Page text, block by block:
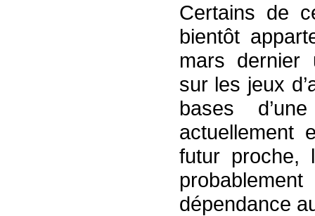
Certains de
bientôt
mars dernier
sur les jeux
bases
actuellement
futur proche,
dépendance